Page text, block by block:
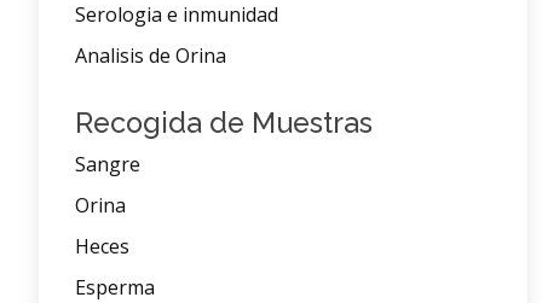
Serologia e inmunidad
Analisis de Orina
Recogida de Muestras
Sangre
Orina
Heces
Esperma